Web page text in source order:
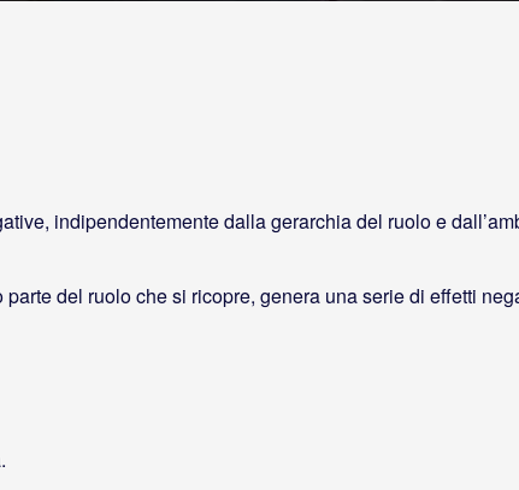
indipendentemente dalla gerarchia del ruolo e
del ruolo che si ricopre, genera una serie di effetti